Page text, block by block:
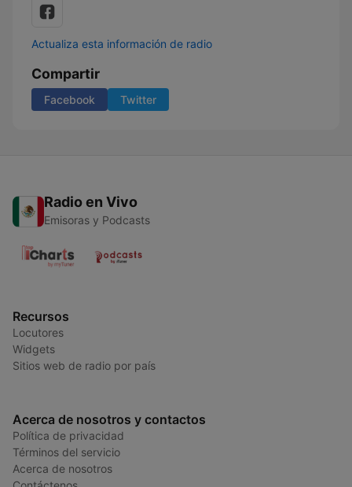
Actualiza esta información de radio
Compartir
Facebook Twitter
Radio en Vivo
Emisoras y Podcasts
Recursos
Locutores
Widgets
Sitios web de radio por país
Acerca de nosotros y contactos
Política de privacidad
Términos del servicio
Acerca de nosotros